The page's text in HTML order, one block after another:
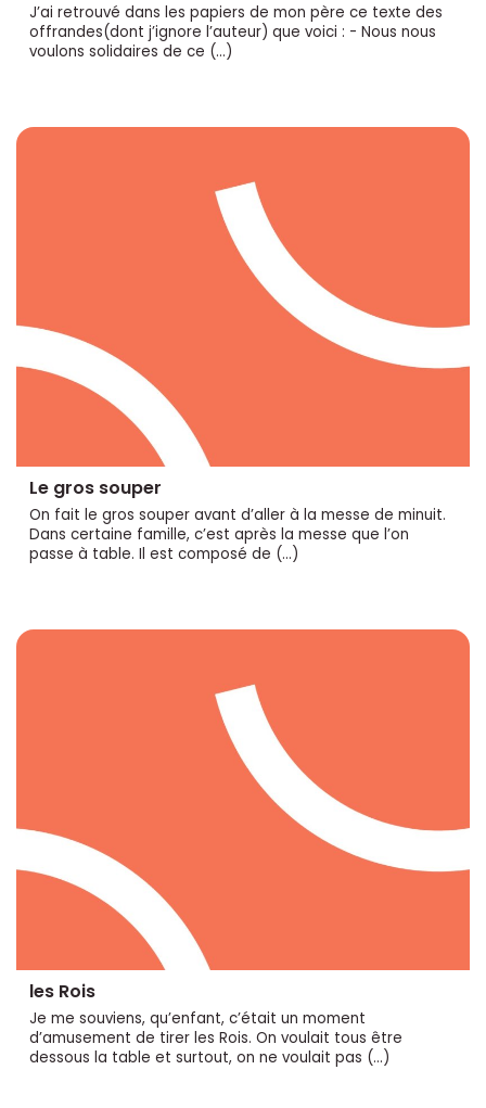
J’ai retrouvé dans les papiers de mon père ce texte des
offrandes(dont j’ignore l’auteur) que voici : - Nous nous
voulons solidaires de ce (…)
Le gros souper
On fait le gros souper avant d’aller à la messe de minuit.
Dans certaine famille, c’est après la messe que l’on
passe à table. Il est composé de (…)
les Rois
Je me souviens, qu’enfant, c’était un moment
d’amusement de tirer les Rois. On voulait tous être
dessous la table et surtout, on ne voulait pas (…)